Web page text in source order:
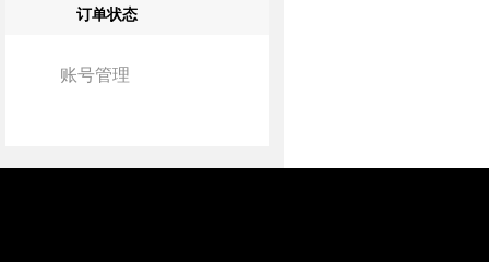
订单状态
账号管理